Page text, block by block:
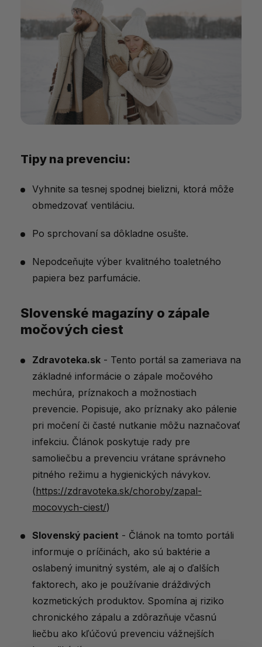
Tipy na prevenciu:
Vyhnite sa tesnej spodnej bielizni, ktorá môže
obmedzovať ventiláciu.
Po sprchovaní sa dôkladne osušte.
Nepodceňujte výber kvalitného toaletného
papiera bez parfumácie.
Slovenské magazíny o zápale
močových ciest
Zdravoteka.sk - Tento portál sa zameriava na
základné informácie o zápale močového
mechúra, príznakoch a možnostiach
prevencie. Popisuje, ako príznaky ako pálenie
pri močení či časté nutkanie môžu naznačovať
infekciu. Článok poskytuje rady pre
samoliečbu a prevenciu vrátane správneho
pitného režimu a hygienických návykov.
(https://zdravoteka.sk/choroby/zapal-
mocovych-ciest/)
Slovenský pacient - Článok na tomto portáli
informuje o príčinách, ako sú baktérie a
oslabený imunitný systém, ale aj o ďalších
faktorech, ako je používanie dráždivých
kozmetických produktov. Spomína aj riziko
chronického zápalu a zdôrazňuje včasnú
liečbu ako kľúčovú prevenciu vážnejších